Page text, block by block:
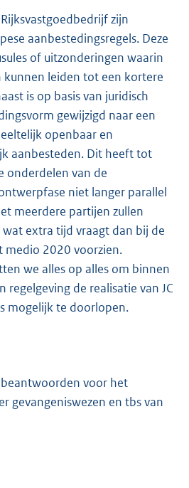
zijn
aanbestedingsregels. Deze
of uitzonderingen waarin
kunnen leiden tot een kortere
is op basis van juridisch
gewijzigd naar een
openbaar en
aanbesteden. Dit heeft tot
onderdelen van de
niet langer parallel
meerdere partijen zullen
extra tijd vraagt dan bij de
medio 2020 voorzien.
we alles op alles om binnen
regelgeving de realisatie van JC
mogelijk te doorlopen.
voor het
gevangeniswezen en tbs van